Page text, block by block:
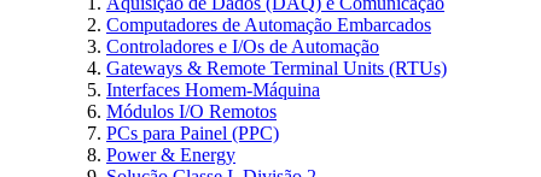
Computadores de Automação Embarcados
Controladores e I/Os de Automação
Gateways & Remote Terminal Units (RTUs)
Interfaces Homem-Máquina
Módulos I/O Remotos
PCs para Painel (PPC)
Power & Energy